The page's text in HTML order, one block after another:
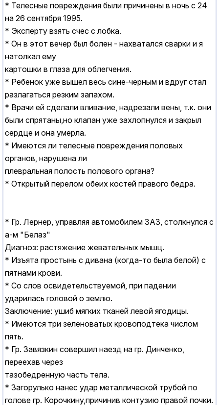
* Телесные повреждения были причинены в ночь с 24
на 26 сентября 1995.
* Эксперту взять счес с лобка.
* Он в этот вечер был болен - нахватался сварки и я
натолкал ему
картошки в глаза для облегчения.
* Ребенок уже вышел весь сине-черным и вдруг стал
разлагаться резким запахом.
* Врачи ей сделали вливание, надрезали вены, т.к. они
были спрятаны,но клапан уже захлопнулся и закрыл
сердце и она умерла.
* Имеются ли телесные повреждения половых
органов, нарушена ли
плевральная полость полового органа?
* Открытый перелом обеих костей правого бедра.
* Гр. Лернер, управляя автомобилем ЗАЗ, столкнулся с
а-м "Белаз"
Диагноз: растяжение жевательных мышц.
* Изъята простынь с дивана (когда-то была белой) с
пятнами крови.
* Со слов освидетельствуемой, при падении
ударилась головой о землю.
Заключение: ушиб мягких тканей левой ягодицы.
* Имеются три зеленоватых кровоподтека числом
пять.
* Гр. Завязкин совершил наезд на гр. Динченко,
переехав через
тазобедренную часть тела.
* Загорулько нанес удар металлической трубой по
голове гр. Корочкину,причинив контузию правой почки.